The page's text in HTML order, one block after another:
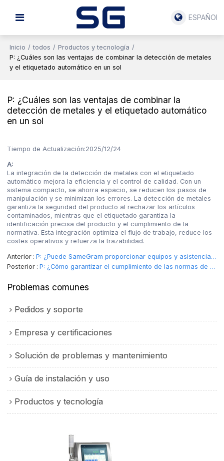
ESPAÑOL
Inicio / todos / Productos y tecnología /
P: ¿Cuáles son las ventajas de combinar la detección de metales
y el etiquetado automático en un sol
P: ¿Cuáles son las ventajas de combinar la
detección de metales y el etiquetado automático
en un sol
Tiempo de Actualización:2025/12/24
A:
La integración de la detección de metales con el etiquetado
automático mejora la eficiencia y el control de calidad. Con un
sistema compacto, se ahorra espacio, se reducen los pasos de
manipulación y se minimizan los errores. La detección de metales
garantiza la seguridad del producto al rechazar los artículos
contaminados, mientras que el etiquetado garantiza la
identificación precisa del producto y el cumplimiento de la
normativa. Esta integración optimiza el flujo de trabajo, reduce los
costes operativos y refuerza la trazabilidad.
Anterior
P: ¿Puede SameGram proporcionar equipos y asistencia técnica para el sudeste asiático, Europa y Orie
Posterior
P: ¿Cómo garantizar el cumplimiento de las normas de seguridad alimentaria en una línea de producció
Problemas comunes
Pedidos y soporte
Empresa y certificaciones
Solución de problemas y mantenimiento
Guía de instalación y uso
Productos y tecnología